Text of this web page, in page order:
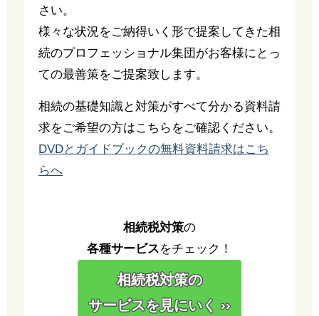
さい。
様々な状況をご納得いく形で提案してきた相
続のプロフェッショナル集団がお客様にとっ
ての最善策をご提案致します。
相続の基礎知識と対策がすべて分かる資料請
求をご希望の方はこちらをご確認ください。
DVDとガイドブックの無料資料請求はこち
らへ
相続税対策の
各種サービスをチェック！
相続税対策の
サービスを見にいく ››